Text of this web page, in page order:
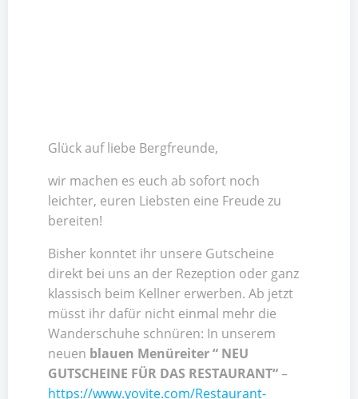
Glück auf liebe Bergfreunde,
wir machen es euch ab sofort noch
leichter, euren Liebsten eine Freude zu
bereiten!
Bisher konntet ihr unsere Gutscheine
direkt bei uns an der Rezeption oder ganz
klassisch beim Kellner erwerben. Ab jetzt
müsst ihr dafür nicht einmal mehr die
Wanderschuhe schnüren: In unserem
neuen blauen Menüreiter “ NEU
GUTSCHEINE FÜR DAS RESTAURANT“–
https://www.yovite.com/Restaurant-